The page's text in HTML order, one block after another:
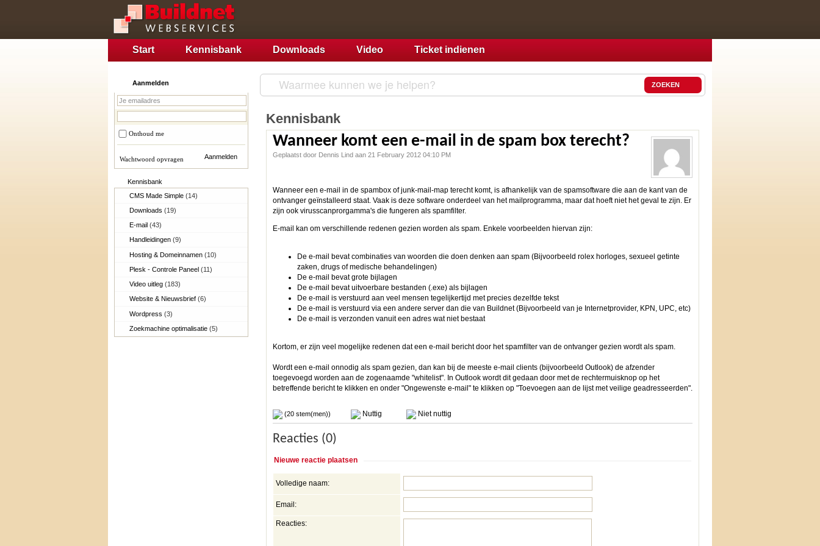
Start Kennisbank Downloads Video Ticket indienen
Aanmelden
Onthoud me
Wachtwoord opvragen
Kennisbank
CMS Made Simple(14)
Downloads(19)
E-mail(43)
Handleidingen(9)
Hosting & Domeinnamen(10)
Plesk - Controle Paneel(11)
Video uitleg(183)
Website & Nieuwsbrief(6)
Wordpress(3)
Zoekmachine optimalisatie(5)
ZOEKEN
Kennisbank
Wanneer komt een e-mail in de spam box terecht?
Geplaatst door Dennis Lind aan 21 February 2012 04:10 PM
Wanneer een e-mail in de spambox of junk-mail-map terecht komt, is afhankelijk van de spamsoftware die aan de kant van de
ontvanger geïnstalleerd staat. Vaak is deze software onderdeel van het mailprogramma, maar dat hoeft niet het geval te zijn. Er
zijn ook virusscanprorgamma's die fungeren als spamfilter.
E-mail kan om verschillende redenen gezien worden als spam. Enkele voorbeelden hiervan zijn:
De e-mail bevat combinaties van woorden die doen denken aan spam (Bijvoorbeeld rolex horloges, sexueel getinte
zaken, drugs of medische behandelingen)
De e-mail bevat grote bijlagen
De e-mail bevat uitvoerbare bestanden (.exe) als bijlagen
De e-mail is verstuurd aan veel mensen tegelijkertijd met precies dezelfde tekst
De e-mail is verstuurd via een andere server dan die van Buildnet (Bijvoorbeeld van je Internetprovider, KPN, UPC, etc)
De e-mail is verzonden vanuit een adres wat niet bestaat
Kortom, er zijn veel mogelijke redenen dat een e-mail bericht door het spamfilter van de ontvanger gezien wordt als spam.
Wordt een e-mail onnodig als spam gezien, dan kan bij de meeste e-mail clients (bijvoorbeeld Outlook) de afzender
toegevoegd worden aan de zogenaamde "whitelist". In Outlook wordt dit gedaan door met de rechtermuisknop op het
betreffende bericht te klikken en onder "Ongewenste e-mail" te klikken op "Toevoegen aan de lijst met veilige geadresseerden".
(20 stem(men)) Nuttig Niet nuttig
Reacties (0)
Nieuwe reactie plaatsen
Volledige naam:
Email:
Reacties: